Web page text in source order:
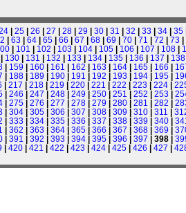
| 25 | 26 | 27 | 28 | 29 | 30 | 31 | 32 | 33 | 34 | 35
| 63 | 64 | 65 | 66 | 67 | 68 | 69 | 70 | 71 | 72 | 73 |
| 101 | 102 | 103 | 104 | 105 | 106 | 107 | 108 |
| 130 | 131 | 132 | 133 | 134 | 135 | 136 | 137 | 138
| 159 | 160 | 161 | 162 | 163 | 164 | 165 | 166 |
| 188 | 189 | 190 | 191 | 192 | 193 | 194 | 195 |
| 217 | 218 | 219 | 220 | 221 | 222 | 223 | 224 |
| 246 | 247 | 248 | 249 | 250 | 251 | 252 | 253 |
| 275 | 276 | 277 | 278 | 279 | 280 | 281 | 282 |
| 304 | 305 | 306 | 307 | 308 | 309 | 310 | 311 |
| 333 | 334 | 335 | 336 | 337 | 338 | 339 | 340 |
| 362 | 363 | 364 | 365 | 366 | 367 | 368 | 369 |
| 391 | 392 | 393 | 394 | 395 | 396 | 397 | 398 |
| 420 | 421 | 422 | 423 | 424 | 425 | 426 | 427 |